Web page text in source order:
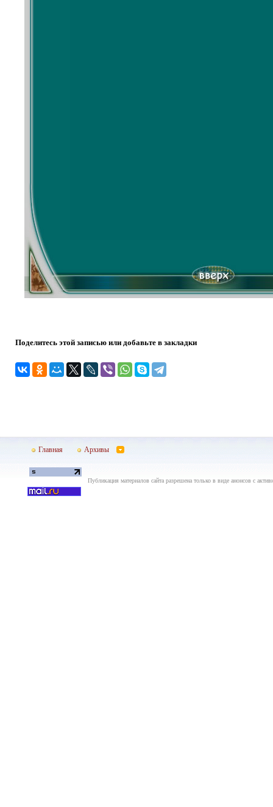
Поделитесь этой записью или добавьте в закладки
Главная Архивы
Публикация материалов сайта разрешена только в виде анонсов с